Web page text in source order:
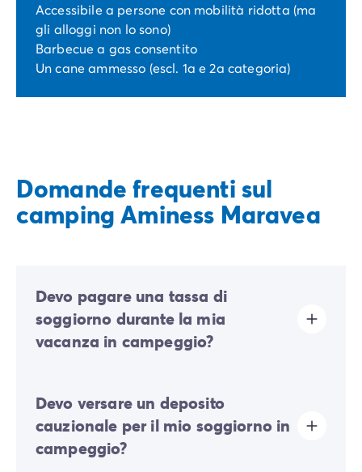
Accessibile a persone con mobilità ridotta (ma
gli alloggi non lo sono)
Barbecue a gas consentito
Un cane ammesso (escl. 1a e 2a categoria)
Domande frequenti sul
camping Aminess Maravea
Devo pagare una tassa di
soggiorno durante la mia
vacanza in campeggio?
località turistiche. Dovrai quindi pagarla al momento
della registrazione online o una volta arrivato sul
posto.
Devo versare un deposito
cauzionale per il mio soggiorno in
campeggio?